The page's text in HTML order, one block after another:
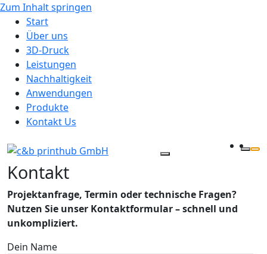
Zum Inhalt springen
Start
Über uns
3D-Druck
Leistungen
Nachhaltigkeit
Anwendungen
Produkte
Kontakt Us
Kontakt
Projektanfrage, Termin oder technische Fragen?
Nutzen Sie unser Kontaktformular – schnell und
unkompliziert.
Dein Name